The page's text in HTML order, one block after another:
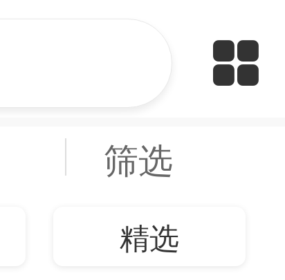
筛选
精选